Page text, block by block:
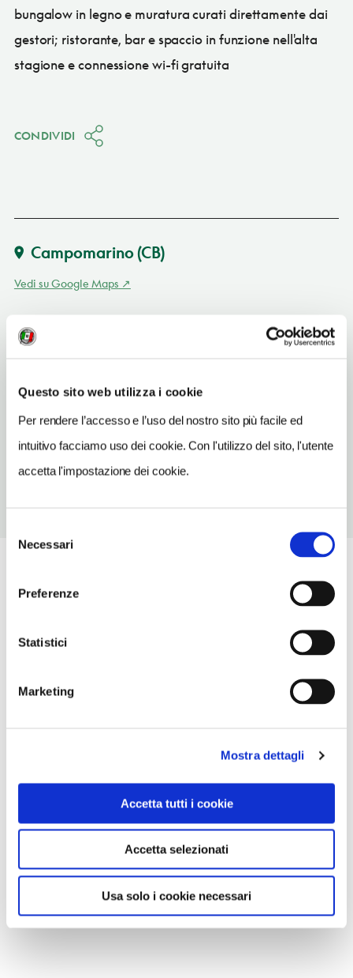
Questo sito web utilizza i cookie
Per rendere l’accesso e l’uso del nostro sito più facile ed
intuitivo facciamo uso dei cookie. Con l'utilizzo del sito, l'utente
accetta l'impostazione dei cookie.
delNecessari
Preferenze
Statistici
Marketing
Mostra dettagli
Accetta tutti i cookie
Accetta selezionati
Usa solo i cookie necessari
bungalow in legno e muratura curati direttamente dai
gestori; ristorante, bar e spaccio in funzione nell'alta
stagione e connessione wi-fi gratuita
CONDIVIDI
Campomarino(CB)
Vedi su Google Maps
www.lapinetacamping.it
info@lapinetacamping.it
TELEFONO
0875539402